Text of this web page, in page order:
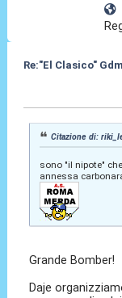
Re:"El Clasico"
Citazione di:
sono "il nipote"
annessa
Grande Bomber!
Daje